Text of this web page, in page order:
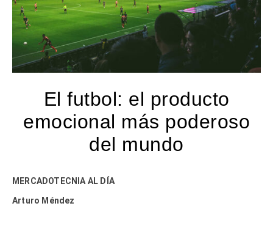
El futbol: el producto
emocional más poderoso
del mundo
MERCADOTECNIA AL DÍA
Arturo Méndez